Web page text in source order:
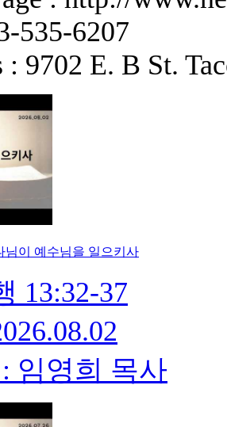
535-6207
: 9702 E. B St.
님이 예수님을 일으키사
13:32-37
임영희 목사